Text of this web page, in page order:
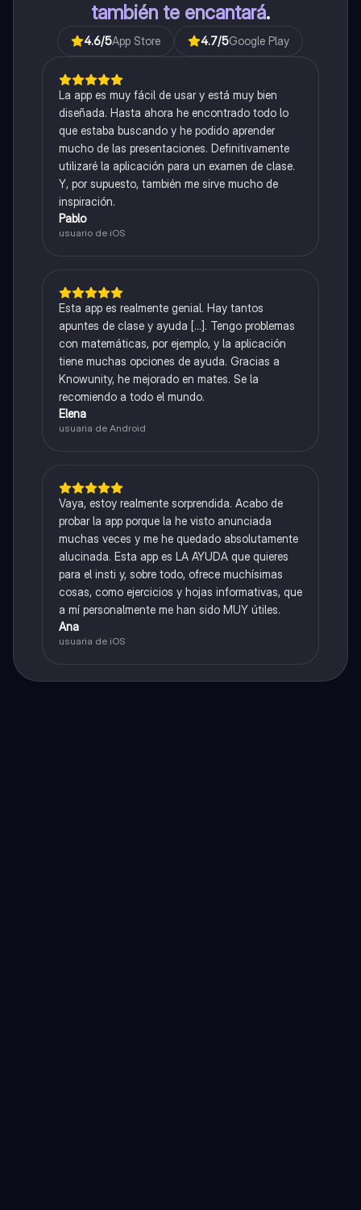
también te encantará.
4.6/5App Store 4.7/5Google Play
La app es muy fácil de usar y está muy bien
diseñada. Hasta ahora he encontrado todo lo
que estaba buscando y he podido aprender
mucho de las presentaciones. Definitivamente
utilizaré la aplicación para un examen de clase.
Y, por supuesto, también me sirve mucho de
inspiración.
Pablo
usuario de iOS
Esta app es realmente genial. Hay tantos
apuntes de clase y ayuda [...]. Tengo problemas
con matemáticas, por ejemplo, y la aplicación
tiene muchas opciones de ayuda. Gracias a
Knowunity, he mejorado en mates. Se la
recomiendo a todo el mundo.
Elena
usuaria de Android
Vaya, estoy realmente sorprendida. Acabo de
probar la app porque la he visto anunciada
muchas veces y me he quedado absolutamente
alucinada. Esta app es LA AYUDA que quieres
para el insti y, sobre todo, ofrece muchísimas
cosas, como ejercicios y hojas informativas, que
a mí personalmente me han sido MUY útiles.
Ana
usuaria de iOS